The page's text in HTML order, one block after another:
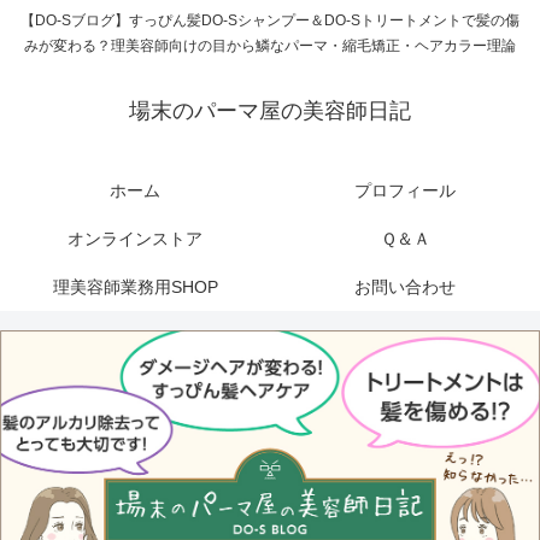
【DO-Sブログ】すっぴん髪DO-Sシャンプー＆DO-Sトリートメントで髪の傷
みが変わる？理美容師向けの目から鱗なパーマ・縮毛矯正・ヘアカラー理論
場末のパーマ屋の美容師日記
ホーム プロフィール
オンラインストア Ｑ＆Ａ
理美容師業務用SHOP お問い合わせ